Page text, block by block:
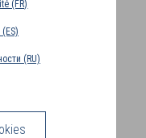
(FR)
(RU)